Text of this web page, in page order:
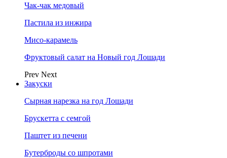
Чак-чак медовый
Пастила из инжира
Мисо-карамель
Фруктовый салат на Новый год Лошади
Prev Next
Закуски
Сырная нарезка на год Лошади
Брускетта с семгой
Паштет из печени
Бутерброды со шпротами